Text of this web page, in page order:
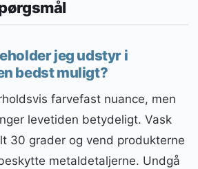
jeg udstyr i
bedst muligt?
farvefast nuance, men
levetiden betydeligt. Vask
30 grader og vend produkterne
metaldetaljerne. Undgå